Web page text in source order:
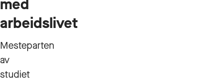
med
arbeidslivet
Mesteparten
av
studiet